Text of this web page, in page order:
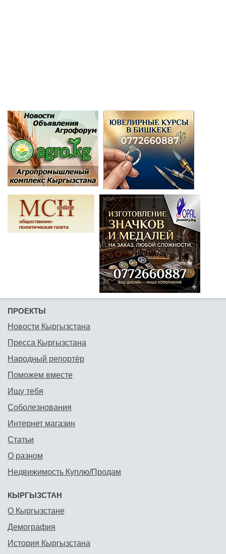
ПРОЕКТЫ
Новости Кыргызстана
Пресса Кыргызстана
Народный репортёр
Поможем вместе
Ищу тебя
Соболезнования
Интернет магазин
Статьи
О разном
Недвижимость Куплю/Продам
КЫРГЫЗСТАН
О Кыргызстане
Демография
История Кыргызстана